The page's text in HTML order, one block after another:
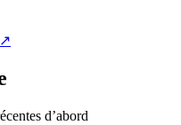
↗
d’abord